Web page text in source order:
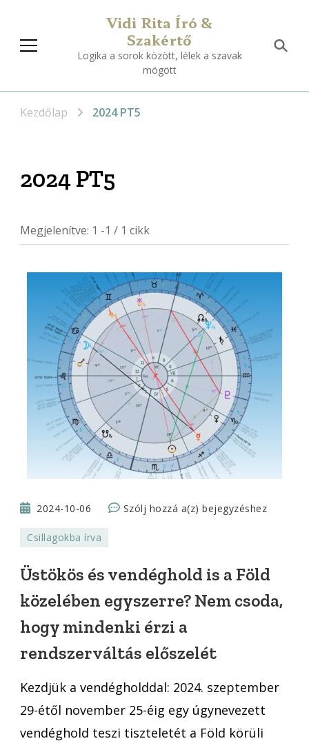
Vidi Rita Író &
Szakértő
Logika a sorok között, lélek a szavak
mögött
Kezdőlap 2024 PT5
2024 PT5
Megjelenítve: 1 -1 / 1 cikk
2024-10-06 Szólj hozzá a(z)Üstökös
a
Föld
Nem
hogy
bejegyzéshez
Csillagokba írva
Üstökös és vendéghold is a Föld
közelében egyszerre? Nem csoda,
hogy mindenki érzi a
rendszerváltás előszelét
Kezdjük a vendégholddal: 2024. szeptember
29-étől november 25-éig egy úgynevezett
vendéghold teszi tiszteletét a Föld körüli